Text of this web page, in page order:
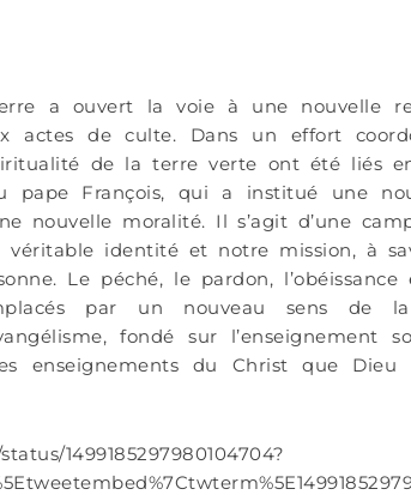
a ouvert la voie à une nouvelle
actes de culte. Dans un effort
de la terre verte ont été liés
pape François, qui a institué une
nouvelle moralité. Il s’agit d’une
identité et notre mission, à
Le péché, le pardon, l’obéissance
par un nouveau sens de la
fondé sur l’enseignement
enseignements du Christ que Dieu
1499185297980104704?